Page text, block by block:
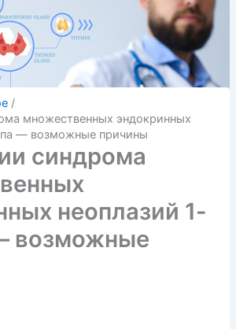
множественных эндокринных
— возможные причины
синдрома
неоплазий 1-
возможные